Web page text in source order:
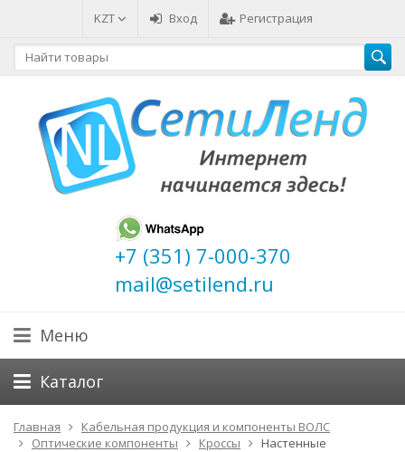
KZT Вход Регистрация
+7 (351) 7-000-370
mail@setilend.ru
Меню
Каталог
Главная
Кабельная продукция и компоненты ВОЛС
Оптические компоненты
Кроссы Настенные